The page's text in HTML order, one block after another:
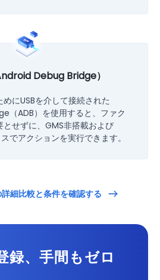
Debug Bridge）
にUSBを介して接続された
（ADB）を使用すると、ファク
とせずに、GMS非搭載および
でアクションを実行できます。
細比較と条件を確認する
録、手間もゼロ